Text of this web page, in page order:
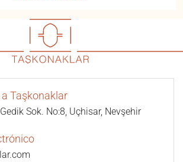
Taşkonaklar
Sok. No:8, Uçhisar, Nevşehir